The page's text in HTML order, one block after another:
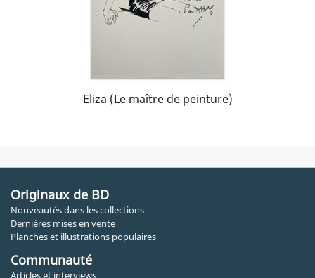
Eliza (Le maître de peinture)
Originaux de BD
Nouveautés dans les collections
Dernières mises en vente
Planches et illustrations populaires
Communauté
Articles et interviews